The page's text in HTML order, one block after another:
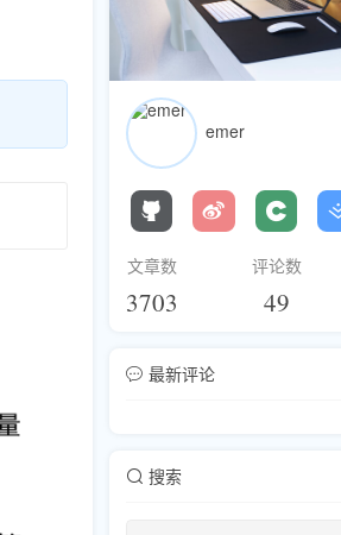
emer
文章数
3703
评论数
49
最新评论
搜索